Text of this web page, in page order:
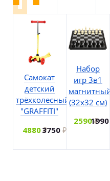
Самокат
детский
трёхколесный
"GRAFFITI"
48803750
Набор
игр 3в1
магнитный
(32х32 см)
25901990